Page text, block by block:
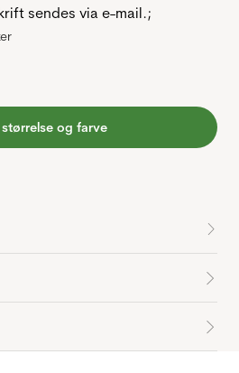
sendes via e-mail.;
og farve